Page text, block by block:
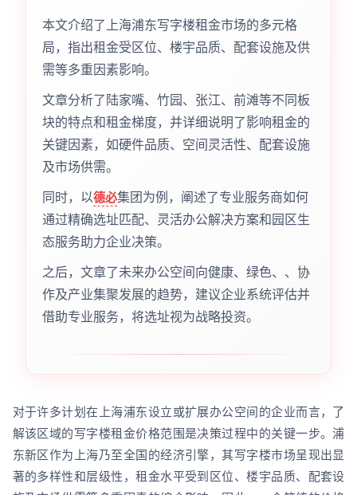
本文介绍了上海浦东写字楼租金市场的多元格
局，指出租金受区位、楼宇品质、配套设施及供
需等多重因素影响。
文章分析了陆家嘴、竹园、张江、前滩等不同板
块的特点和租金梯度，并详细说明了影响租金的
关键因素，如硬件品质、空间灵活性、配套设施
及市场供需。
同时，以德必集团为例，阐述了专业服务商如何
通过精确选址匹配、灵活办公解决方案和园区生
态服务助力企业决策。
之后，文章了未来办公空间向健康、绿色、、协
作及产业集聚发展的趋势，建议企业系统评估并
借助专业服务，将选址视为战略投资。
对于许多计划在上海浦东设立或扩展办公空间的企业而言，了
解该区域的写字楼租金价格范围是决策过程中的关键一步。浦
东新区作为上海乃至全国的经济引擎，其写字楼市场呈现出显
著的多样性和层级性，租金水平受到区位、楼宇品质、配套设